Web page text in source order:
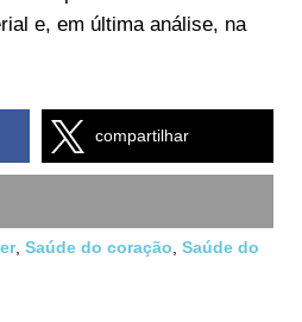
e, em última análise, na
compartilhar
, Saúde do coração Saúde do